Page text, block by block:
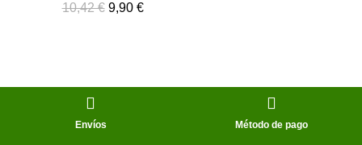
10,42 € 9,90 €
Envíos Método de pago